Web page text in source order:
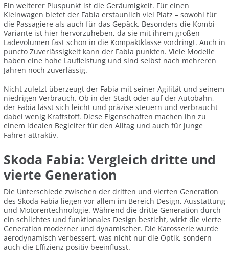
Ein weiterer Pluspunkt ist die Geräumigkeit. Für einen
Kleinwagen bietet der Fabia erstaunlich viel Platz – sowohl für
die Passagiere als auch für das Gepäck. Besonders die Kombi-
Variante ist hier hervorzuheben, da sie mit ihrem großen
Ladevolumen fast schon in die Kompaktklasse vordringt. Auch in
puncto Zuverlässigkeit kann der Fabia punkten. Viele Modelle
haben eine hohe Laufleistung und sind selbst nach mehreren
Jahren noch zuverlässig.
Nicht zuletzt überzeugt der Fabia mit seiner Agilität und seinem
niedrigen Verbrauch. Ob in der Stadt oder auf der Autobahn,
der Fabia lässt sich leicht und präzise steuern und verbraucht
dabei wenig Kraftstoff. Diese Eigenschaften machen ihn zu
einem idealen Begleiter für den Alltag und auch für junge
Fahrer attraktiv.
Skoda Fabia: Vergleich dritte und
vierte Generation
Die Unterschiede zwischen der dritten und vierten Generation
des Skoda Fabia liegen vor allem im Bereich Design, Ausstattung
und Motorentechnologie. Während die dritte Generation durch
ein schlichtes und funktionales Design besticht, wirkt die vierte
Generation moderner und dynamischer. Die Karosserie wurde
aerodynamisch verbessert, was nicht nur die Optik, sondern
auch die Effizienz positiv beeinflusst.